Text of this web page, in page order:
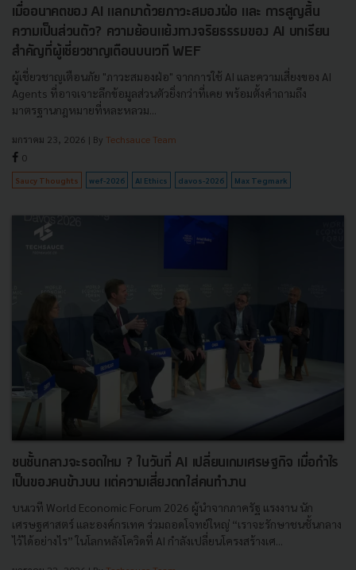
เมื่ออนาคตของ AI แลกมาด้วยภาวะสมองฝ่อ และ การสูญสิ้น
ความเป็นส่วนตัว? ความย้อนแย้งทางจริยธรรมของ AI บทเรียน
สำคัญที่ผู้เชี่ยวชาญเตือนบนเวที WEF
ผู้เชี่ยวชาญเตือนภัย "ภาวะสมองฝ่อ" จากการใช้ AI และความเสี่ยงของ AI
Agents ที่อาจเจาะลึกข้อมูลส่วนตัวยิ่งกว่าที่เคย พร้อมตั้งคำถามถึง
มาตรฐานกฎหมายที่หละหลวม...
มกราคม 23, 2026 | By Techsauce Team
0
Saucy Thoughts wef-2026 AI Ethics davos-2026 Max Tegmark
ชนชั้นกลางจะรอดไหม ? ในวันที่ AI เปลี่ยนเกมเศรษฐกิจ เมื่อกำไร
เป็นของคนข้างบน แต่ความเสี่ยงตกใส่คนทำงาน
บนเวที World Economic Forum 2026 ผู้นำจากภาครัฐ แรงงาน นัก
เศรษฐศาสตร์ และองค์กรเทค ร่วมถอดโจทย์ใหญ่ “เราจะรักษาชนชั้นกลาง
ไว้ได้อย่างไร” ในโลกหลังโควิดที่ AI กำลังเปลี่ยนโครงสร้างเศ...